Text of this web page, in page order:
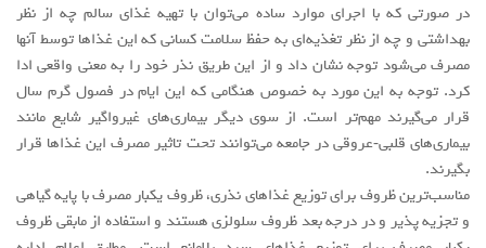
در صورتی که با اجرای موارد ساده می‌توان با تهیه غذای سالم چه از نظر
بهداشتی و چه از نظر تغذیه‌ای به حفظ سلامت کسانی که این غذاها توسط آنها
مصرف می‌شود توجه نشان داد و از این طریق نذر خود را به معنی واقعی ادا
کرد. توجه به این مورد به خصوص هنگامی که این ایام در فصول گرم سال
قرار می‌گیرند مهم‌تر است. از سوی دیگر بیماری‌های غیرواگیر شایع مانند
بیماری‌های قلبی‑عروقی در جامعه می‌توانند تحت تاثیر مصرف این غذاها قرار
بگیرند.
مناسب‌ترین ظروف برای توزیع غذاهای نذری، ظروف یکبار مصرف با پایه گیاهی
و تجزیه پذیر و در درجه بعد ظروف سلولزی هستند و استفاده از مابقی ظروف